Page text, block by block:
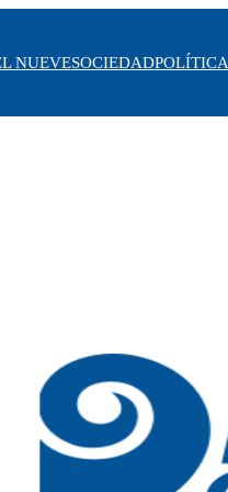
NUEVESOCIEDADPOLÍTICA